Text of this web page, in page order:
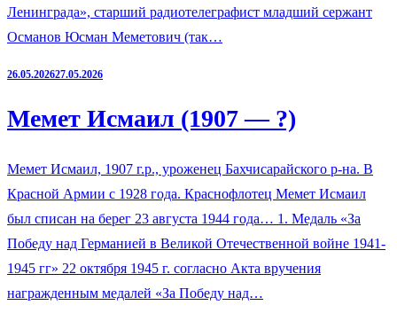
Ленинграда», старший радиотелеграфист младший сержант
Османов Юсман Меметович (так…
26.05.202627.05.2026
Мемет Исмаил (1907 — ?)
Мемет Исмаил, 1907 г.р., уроженец Бахчисарайского р-на. В
Красной Армии с 1928 года. Краснофлотец Мемет Исмаил
был списан на берег 23 августа 1944 года… 1. Медаль «За
Победу над Германией в Великой Отечественной войне 1941-
1945 гг» 22 октября 1945 г. согласно Акта вручения
награжденным медалей «За Победу над…